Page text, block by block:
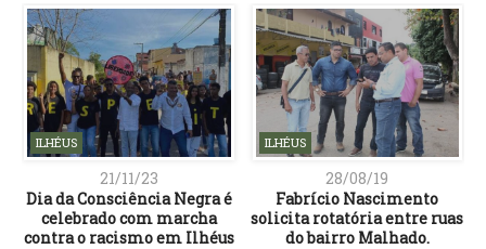
ILHÉUS
21/11/23
Dia da Consciência Negra é
celebrado com marcha
contra o racismo em Ilhéus
ILHÉUS
28/08/19
Fabrício Nascimento
solicita rotatória entre ruas
do bairro Malhado.